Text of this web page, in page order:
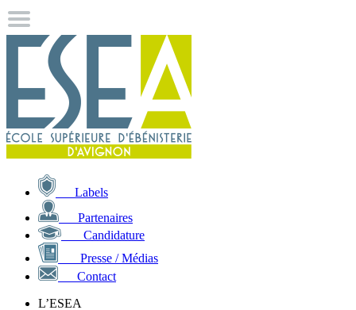
Labels
Partenaires
Candidature
Presse / Médias
Contact
L’ESEA